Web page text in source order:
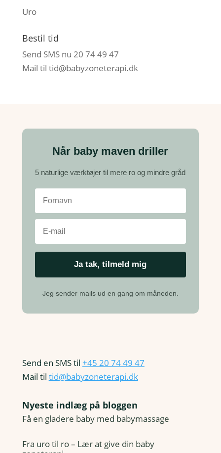
Uro
Bestil tid
Send SMS nu 20 74 49 47
Mail til tid@babyzoneterapi.dk
Når baby maven driller
5 naturlige værktøjer til mere ro og mindre gråd
Jeg sender mails ud en gang om måneden.
Send en SMS til +45 20 74 49 47
Mail til tid@babyzoneterapi.dk
Nyeste indlæg på bloggen
Få en gladere baby med babymassage
Fra uro til ro – Lær at give din baby